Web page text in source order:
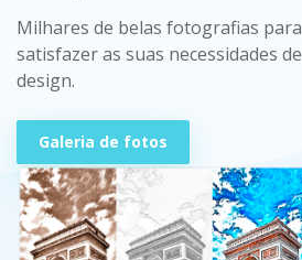
Milhares de belas fotografias para
satisfazer as suas necessidades de
design.
Galeria de fotos